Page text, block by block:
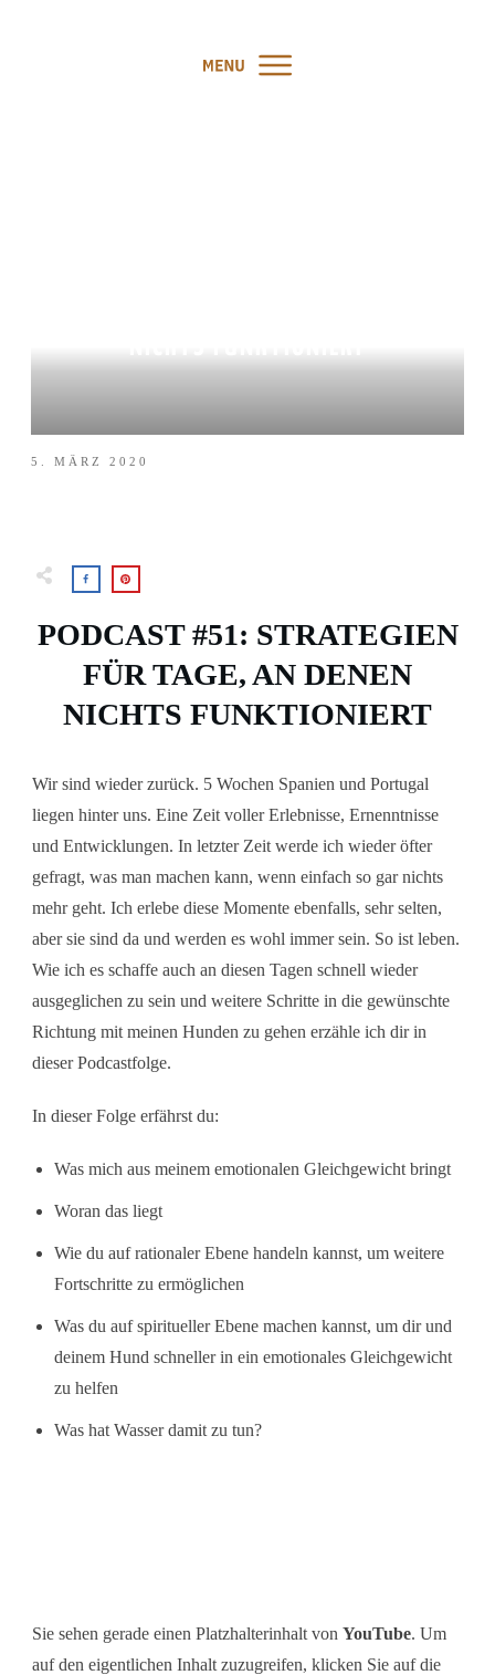
5. MÄRZ 2020
PODCAST #51: STRATEGIEN
FÜR TAGE, AN DENEN
NICHTS FUNKTIONIERT
Wir sind wieder zurück. 5 Wochen Spanien und Portugal
liegen hinter uns. Eine Zeit voller Erlebnisse, Ernenntnisse
und Entwicklungen. In letzter Zeit werde ich wieder öfter
gefragt, was man machen kann, wenn einfach so gar nichts
mehr geht. Ich erlebe diese Momente ebenfalls, sehr selten,
aber sie sind da und werden es wohl immer sein. So ist leben.
Wie ich es schaffe auch an diesen Tagen schnell wieder
ausgeglichen zu sein und weitere Schritte in die gewünschte
Richtung mit meinen Hunden zu gehen erzähle ich dir in
dieser Podcastfolge.
In dieser Folge erfährst du:
Was mich aus meinem emotionalen Gleichgewicht bringt
Woran das liegt
Wie du auf rationaler Ebene handeln kannst, um weitere
Fortschritte zu ermöglichen
Was du auf spiritueller Ebene machen kannst, um dir und
deinem Hund schneller in ein emotionales Gleichgewicht
zu helfen
Was hat Wasser damit zu tun?
Sie sehen gerade einen Platzhalterinhalt von YouTube. Um
auf den eigentlichen Inhalt zuzugreifen, klicken Sie auf die